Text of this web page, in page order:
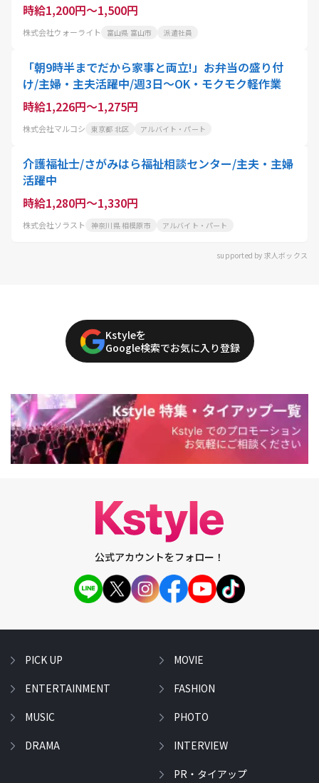
時給1,200円～1,500円
株式会社ウォーライト 富山県 富山市 派遣社員
「朝9時半までだから家事と両立!」お弁当の盛り付
け/主婦・主夫活躍中/週3日～OK・モクモク軽作業
時給1,226円～1,275円
株式会社マルコシ 東京都 北区 アルバイト・パート
介護福祉士/さがみはら福祉相談センター/主夫・主婦
活躍中
時給1,280円～1,330円
株式会社ソラスト 神奈川県 相模原市 アルバイト・パート
supported by 求人ボックス
Kstyleを
Google検索でお気に入り登録
公式アカウントをフォロー！
PICK UP
ENTERTAINMENT
MUSIC
DRAMA
MOVIE
FASHION
PHOTO
INTERVIEW
PR・タイアップ